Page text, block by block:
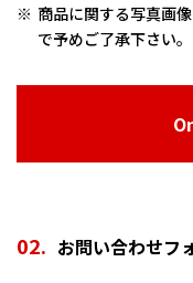
商品に関する写真画
で予めご了承下さい。
02. お問い合わせフ